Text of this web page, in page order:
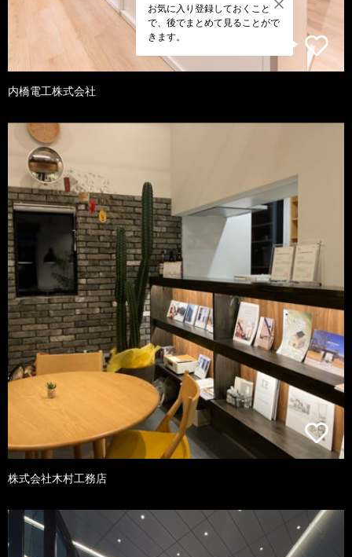
お気に入り登録しておくこと
で、後でまとめて見ることがで
きます。
内橋電工株式会社
株式会社木村工務店